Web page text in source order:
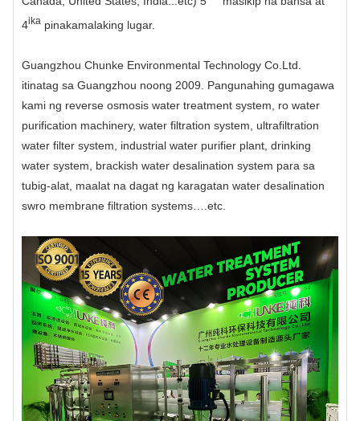
4ika pinakamalaking lugar.
Guangzhou Chunke Environmental Technology Co.Ltd.
itinatag sa Guangzhou noong 2009. Pangunahing gumagawa
kami ng reverse osmosis water treatment system, ro water
purification machinery, water filtration system, ultrafiltration
water filter system, industrial water purifier plant, drinking
water system, brackish water desalination system para sa
tubig-alat, maalat na dagat ng karagatan water desalination
swro membrane filtration systems….etc.